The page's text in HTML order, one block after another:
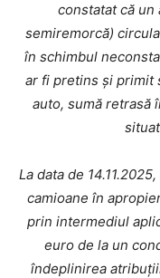
constatat că
semiremorcă)
în schimbul
ar fi pretins și primit
auto, sumă retrasă
La data de
camioane în
prin intermediul
euro de la un
îndeplinirea